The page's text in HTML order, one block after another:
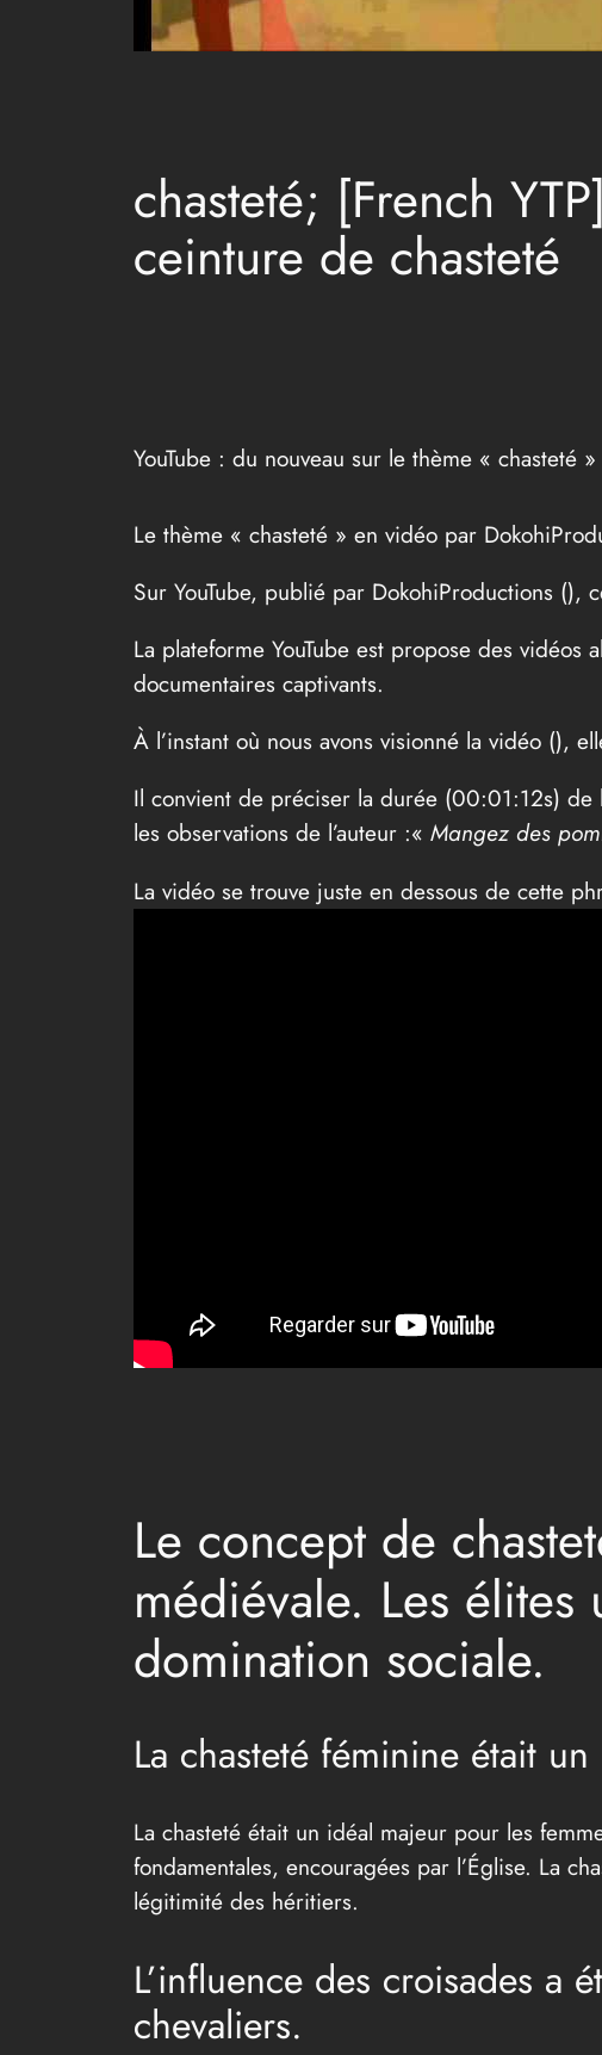
chasteté; [French
ceinture de chasteté
YouTube : du nouveau sur le thème « chasteté »
Le thème « chasteté » en vidéo par
Sur YouTube, publié par DokohiProductions (),
La plateforme YouTube est propose des
documentaires captivants.
À l’instant où nous avons visionné la vidéo (),
Il convient de préciser la durée (00:01:12s) de
les observations de l’auteur :« Mangez des
La vidéo se trouve juste en dessous de cette
Le concept de
médiévale. Les
domination sociale.
La chasteté féminine était
La chasteté était un idéal majeur pour les
fondamentales, encouragées par l’Église. La
légitimité des héritiers.
L’influence des croisades a
chevaliers.